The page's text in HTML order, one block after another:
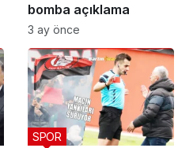
bomba açıklama
3 ay önce
SPOR